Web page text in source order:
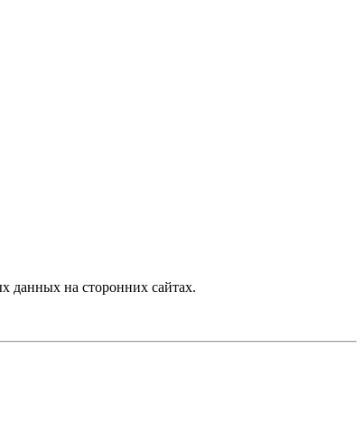
данных на сторонних сайтах.